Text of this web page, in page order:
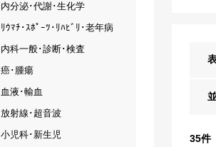
35件
内分泌･代謝･生化学
ﾘｳﾏﾁ･ｽﾎﾟｰﾂ･ﾘﾊﾋﾞﾘ･老年病
内科一般･診断･検査
癌･腫瘍
血液･輸血
放射線･超音波
小児科･新生児